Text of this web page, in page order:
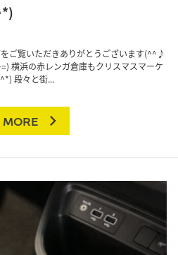
ご覧いただきありがとうございます(^^♪
横浜の赤レンガ倉庫もクリスマスマーケ
段々と街...
MORE